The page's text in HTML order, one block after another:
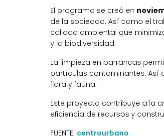
El programa se creó en
de la sociedad. Así como el
calidad ambiental que
y la biodiversidad.
La limpieza en barrancas
partículas contaminantes. Así
flora y fauna.
Este proyecto contribuye a la
eficiencia de recursos y
FUENTE: centrourbano